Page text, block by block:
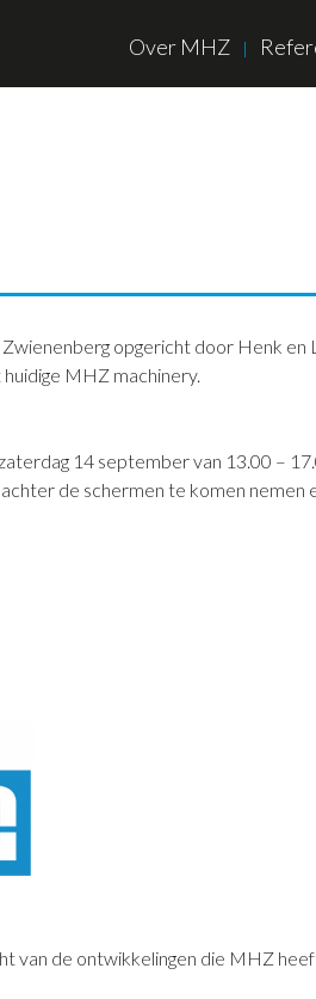
Over MHZ
Zwienenberg opgericht door Henk en
MHZ machinery.
14 september van 13.00 –
de schermen te komen nemen
van de ontwikkelingen die MHZ